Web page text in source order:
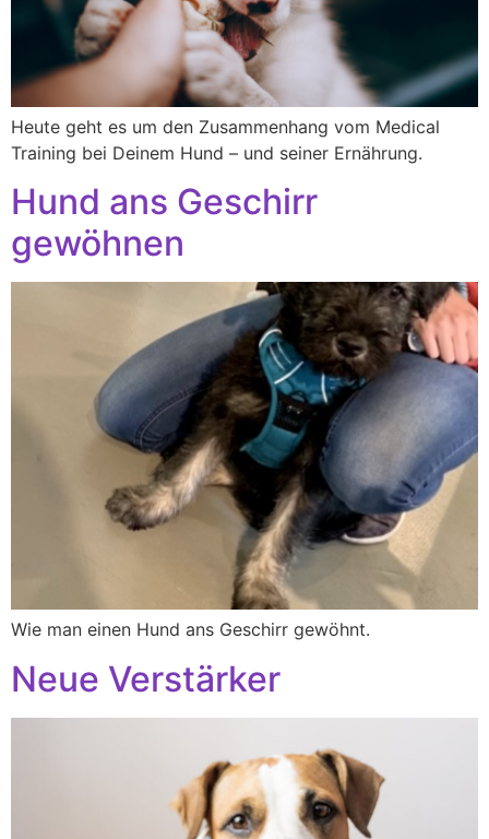
Heute geht es um den Zusammenhang vom Medical
Training bei Deinem Hund – und seiner Ernährung.
Hund ans Geschirr
gewöhnen
Wie man einen Hund ans Geschirr gewöhnt.
Neue Verstärker